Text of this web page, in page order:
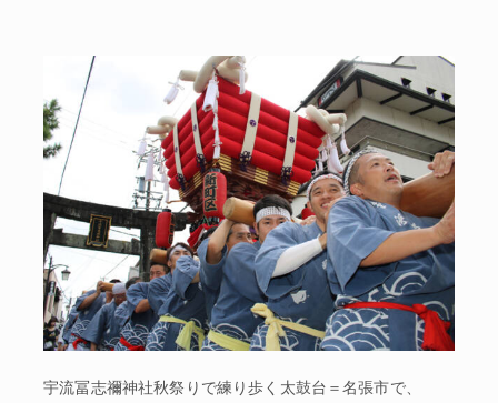
宇流冨志禰神社秋祭りで練り歩く太鼓台＝名張市で、